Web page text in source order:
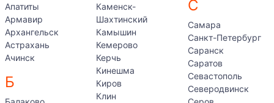
Апатиты
Армавир
Архангельск
Астрахань
Ачинск
Б
Каменск-
Шахтинский
Камышин
Кемерово
Керчь
Кинешма
Киров
Клин
С
Самара
Санкт-Петербург
Саранск
Саратов
Севастополь
Северодвинск